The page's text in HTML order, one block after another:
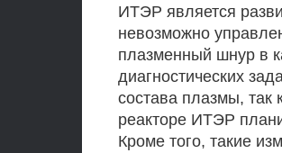
ИТЭР является
невозможно
плазменный шнур в
диагностических
состава плазмы, так
реакторе ИТЭР
Кроме того, такие